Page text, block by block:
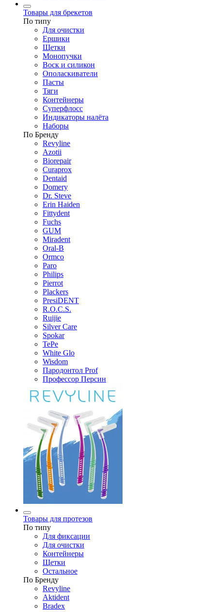
Товары для брекетов
По типу
Для очистки
Ершики
Щетки
Монопучки
Воск и силикон
Ополаскиватели
Пасты
Тяги
Контейнеры
Суперфлосс
Индикаторы налёта
Наборы
По Бренду
Revyline
Azotii
Biorepair
Curaprox
Dentaid
Domery
Dr. Steve
Erin Haiden
Fittydent
Fuchs
GUM
Miradent
Oral-B
Ormco
Paro
Philips
Pierrot
Plackers
PresiDENT
R.O.C.S.
Ruijie
Silver Care
Spokar
TePe
White Glo
Wisdom
Пародонтол Prof
Профессор Персин
Товары для протезов
По типу
Для фиксации
Для очистки
Контейнеры
Щетки
Остальное
По Бренду
Revyline
Aktident
Bradex